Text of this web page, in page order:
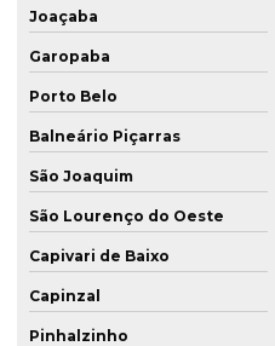
Joaçaba
Garopaba
Porto Belo
Balneário Piçarras
São Joaquim
São Lourenço do Oeste
Capivari de Baixo
Capinzal
Pinhalzinho